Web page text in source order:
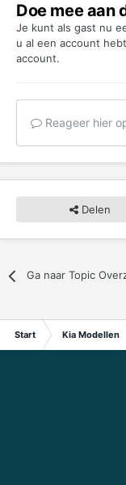
Doe mee aan
Je kunt als gast nu
u al een account
account.
Reageer hier
Delen
Ga naar Topic
Start Kia Modellen